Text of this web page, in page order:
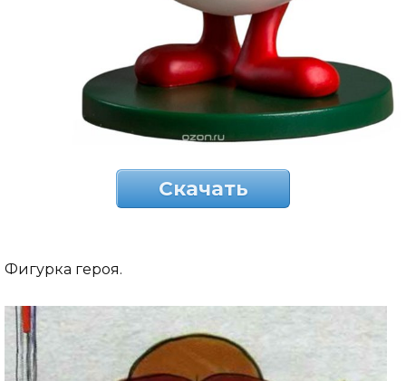
Скачать
Фигурка героя.